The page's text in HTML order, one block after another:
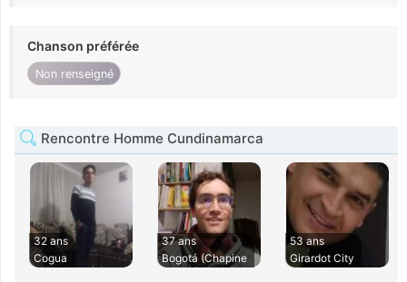
Chanson préférée
Non renseigné
Rencontre Homme Cundinamarca
32 ans
Cogua
37 ans
Bogotá (Chapine
53 ans
Girardot City